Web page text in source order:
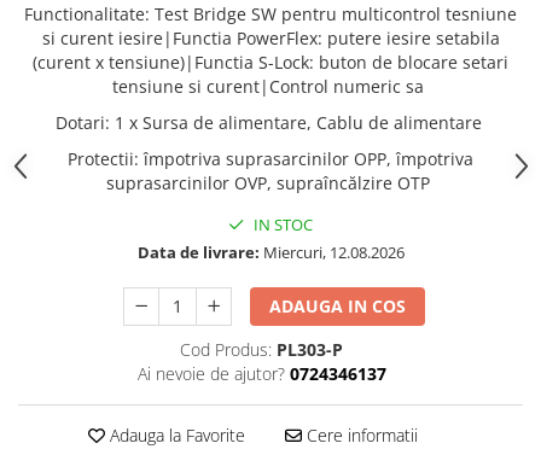
Functionalitate: Test Bridge SW pentru multicontrol tesniune
si curent iesire|Functia PowerFlex: putere iesire setabila
(curent x tensiune)|Functia S-Lock: buton de blocare setari
tensiune si curent|Control numeric sa
Dotari: 1 x Sursa de alimentare, Cablu de alimentare
Protectii:împotriva suprasarcinilor OPP, împotriva
suprasarcinilor OVP, supraîncălzire OTP
IN STOC
Data de livrare: Miercuri, 12.08.2026
ADAUGA IN COS
Cod Produs: PL303-P
Ai nevoie de ajutor? 0724346137
Adauga la Favorite Cere informatii